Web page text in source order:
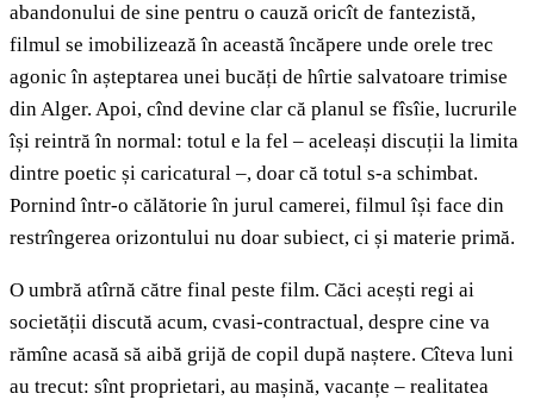
abandonului de sine pentru o cauză oricît de fantezistă,
filmul se imobilizează în această încăpere unde orele trec
agonic în așteptarea unei bucăți de hîrtie salvatoare trimise
din Alger. Apoi, cînd devine clar că planul se fîsîie, lucrurile
își reintră în normal: totul e la fel – aceleași discuții la limita
dintre poetic și caricatural –, doar că totul s-a schimbat.
Pornind într-o călătorie în jurul camerei, filmul își face din
restrîngerea orizontului nu doar subiect, ci și materie primă.
O umbră atîrnă către final peste film. Căci acești regi ai
societății discută acum, cvasi-contractual, despre cine va
rămîne acasă să aibă grijă de copil după naștere. Cîteva luni
au trecut: sînt proprietari, au mașină, vacanțe – realitatea